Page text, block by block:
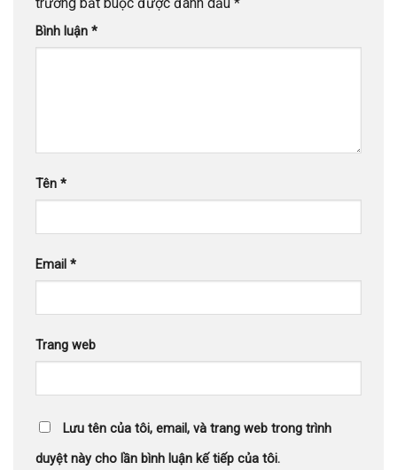
Bình luận *
Tên *
Email *
Trang web
Lưu tên của tôi, email, và trang web trong trình
duyệt này cho lần bình luận kế tiếp của tôi.